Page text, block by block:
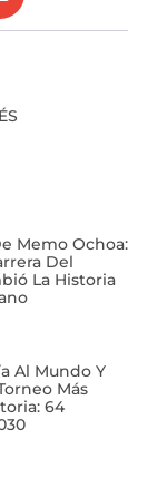
Memo Ochoa:
Del
La Historia
Al Mundo Y
Más
64